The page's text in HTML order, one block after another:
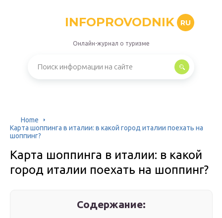
INFOPROVODNIK RU
Онлайн-журнал о туризме
Home
Карта шоппинга в италии: в какой город италии поехать на
шоппинг?
Карта шоппинга в италии: в какой
город италии поехать на шоппинг?
Содержание: